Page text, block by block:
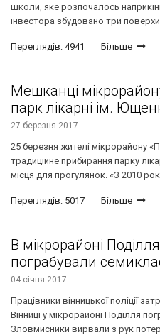
школи, яке розпочалось
інвестора збудовано три поверхи
Переглядів: 4941 Більше
Мешканці
парк лікарні ім.
27 березня 2017
25 березня жителі мікрорайону
традиційне прибирання парку
місця для прогулянок. «З 2010
Переглядів: 5017 Більше
В мікрорайоні Поділля
пограбували
04 січня 2017
Працівники вінницької поліції
Вінниці у мікрорайоні Поділля
Зловмисники вирвали з рук